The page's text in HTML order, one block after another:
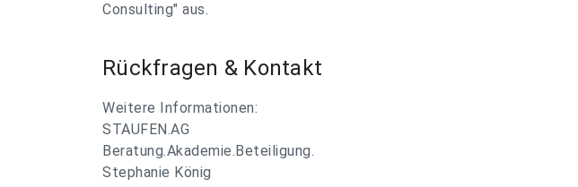
Consulting" aus.
Rückfragen & Kontakt
Weitere Informationen:
STAUFEN.AG
Beratung.Akademie.Beteiligung.
Stephanie König